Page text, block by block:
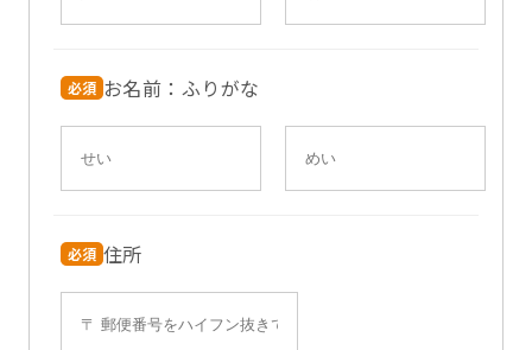
お名前：ふりがな
必須
住所
必須